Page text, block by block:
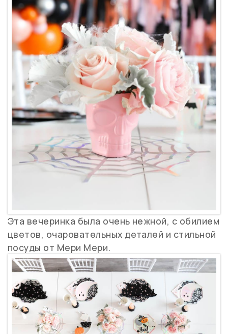
Эта вечеринка была очень нежной, с обилием
цветов, очаровательных деталей и стильной
посуды от Мери Мери.